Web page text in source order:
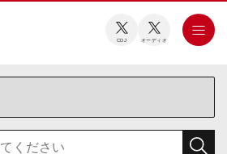
CDJ オーディオ